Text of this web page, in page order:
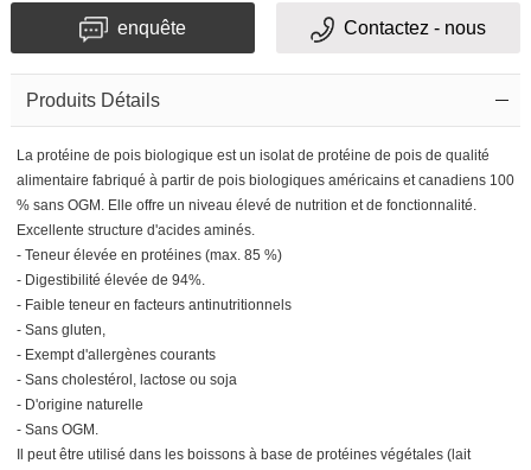
enquête Contactez - nous
Produits Détails
La protéine de pois biologique est un isolat de protéine de pois de qualité
alimentaire fabriqué à partir de pois biologiques américains et canadiens 100
% sans OGM. Elle offre un niveau élevé de nutrition et de fonctionnalité.
Excellente structure d'acides aminés.
- Teneur élevée en protéines (max. 85 %)
- Digestibilité élevée de 94%.
- Faible teneur en facteurs antinutritionnels
- Sans gluten,
- Exempt d'allergènes courants
- Sans cholestérol, lactose ou soja
- D'origine naturelle
- Sans OGM.
Il peut être utilisé dans les boissons à base de protéines végétales (lait